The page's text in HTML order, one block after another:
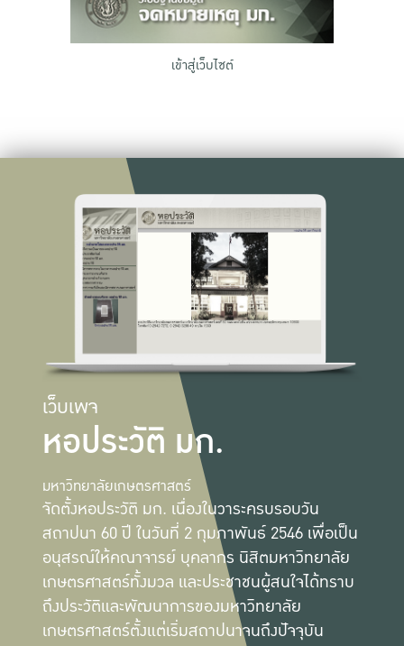
เข้าสู่เว็บไซต์
เว็บเพจ
หอประวัติ มก.
มหาวิทยาลัยเกษตรศาสตร์
จัดตั้งหอประวัติ มก. เนื่องในวาระครบรอบวัน
สถาปนา 60 ปี ในวันที่ 2 กุมภาพันธ์ 2546 เพื่อเป็น
อนุสรณ์ให้คณาจารย์ บุคลากร นิสิตมหาวิทยาลัย
เกษตรศาสตร์ทั้งมวล และประชาชนผู้สนใจได้ทราบ
ถึงประวัติและพัฒนาการของมหาวิทยาลัย
เกษตรศาสตร์ตั้งแต่เริ่มสถาปนาจนถึงปัจจุบัน